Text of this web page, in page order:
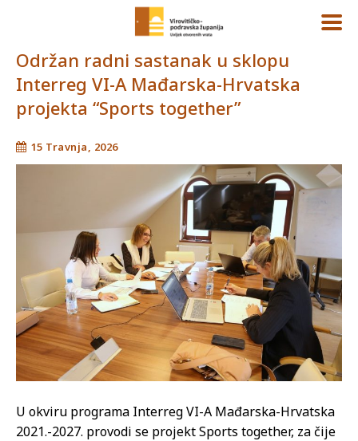
Održan radni sastanak u sklopu
Interreg VI-A Mađarska-Hrvatska
projekta “Sports together”
15 Travnja, 2026
U okviru programa Interreg VI-A Mađarska-Hrvatska
2021.-2027. provodi se projekt Sports together, za čije